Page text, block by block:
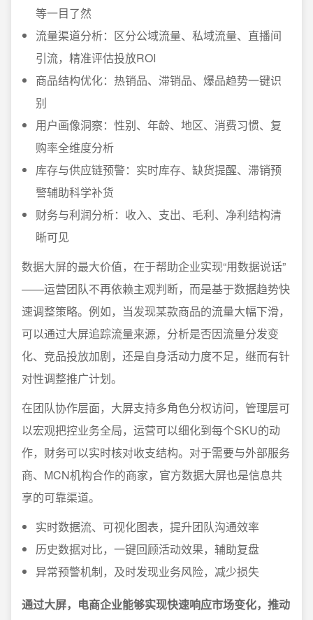
等一目了然
流量渠道分析：区分公域流量、私域流量、直播间
引流，精准评估投放ROI
商品结构优化：热销品、滞销品、爆品趋势一键识
别
用户画像洞察：性别、年龄、地区、消费习惯、复
购率全维度分析
库存与供应链预警：实时库存、缺货提醒、滞销预
警辅助科学补货
财务与利润分析：收入、支出、毛利、净利结构清
晰可见
数据大屏的最大价值，在于帮助企业实现“用数据说话”
——运营团队不再依赖主观判断，而是基于数据趋势快
速调整策略。例如，当发现某款商品的流量大幅下滑，
可以通过大屏追踪流量来源，分析是否因流量分发变
化、竞品投放加剧，还是自身活动力度不足，继而有针
对性调整推广计划。
在团队协作层面，大屏支持多角色分权访问，管理层可
以宏观把控业务全局，运营可以细化到每个SKU的动
作，财务可以实时核对收支结构。对于需要与外部服务
商、MCN机构合作的商家，官方数据大屏也是信息共
享的可靠渠道。
实时数据流、可视化图表，提升团队沟通效率
历史数据对比，一键回顾活动效果，辅助复盘
异常预警机制，及时发现业务风险，减少损失
通过大屏，电商企业能够实现快速响应市场变化，推动